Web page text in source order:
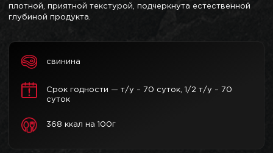
плотной, приятной текстурой, подчеркнута естественной
глубиной продукта.
свинина
Срок годности — т/у – 70 суток, 1/2 т/у – 70
суток
368 ккал на 100г